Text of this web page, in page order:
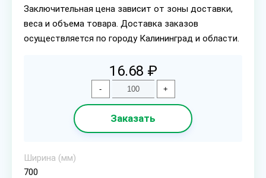
Заключительная цена зависит от зоны доставки,
веса и объема товара. Доставка заказов
осуществляется по городу Калининград и области.
16.68 ₽
- +
Заказать
Ширина (мм)
700